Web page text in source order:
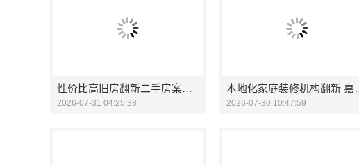
性价比高旧房翻新二手房案例_苏州兔哥哥智装新材料有限公司
2026-07-31 04:25:38
本地化家庭装修机
2026-07-30 10:47:59